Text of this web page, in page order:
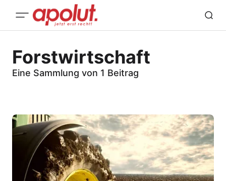
Forstwirtschaft
Eine Sammlung von 1 Beitrag